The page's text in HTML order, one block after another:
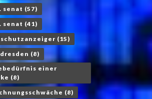
senat (57)
senat (41)
(15)
(8)
einer
(8)
(8)